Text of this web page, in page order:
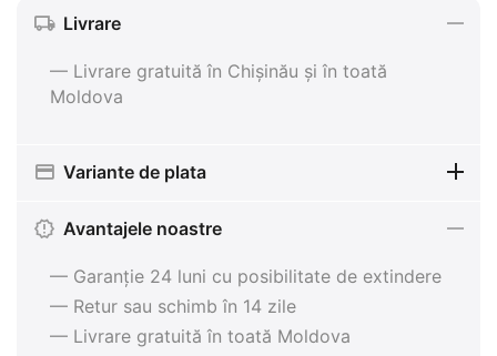
Livrare
— Livrare gratuită în Chișinău și în toată
Moldova
Variante de plata
Avantajele noastre
— Garanție 24 luni cu posibilitate de extindere
— Retur sau schimb în 14 zile
— Livrare gratuită în toată Moldova